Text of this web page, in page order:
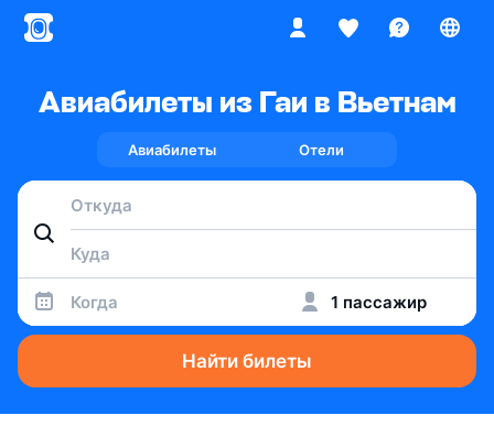
Авиабилеты из Гаи в Вьетнам
Авиабилеты Отели
Когда 1 пассажир
Найти билеты